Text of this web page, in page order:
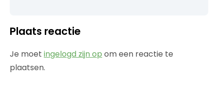
Plaats reactie
Je moet ingelogd zijn op om een reactie te
plaatsen.